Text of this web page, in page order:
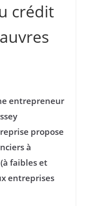
crédit
entrepreneur
propose
à
faibles et
entreprises